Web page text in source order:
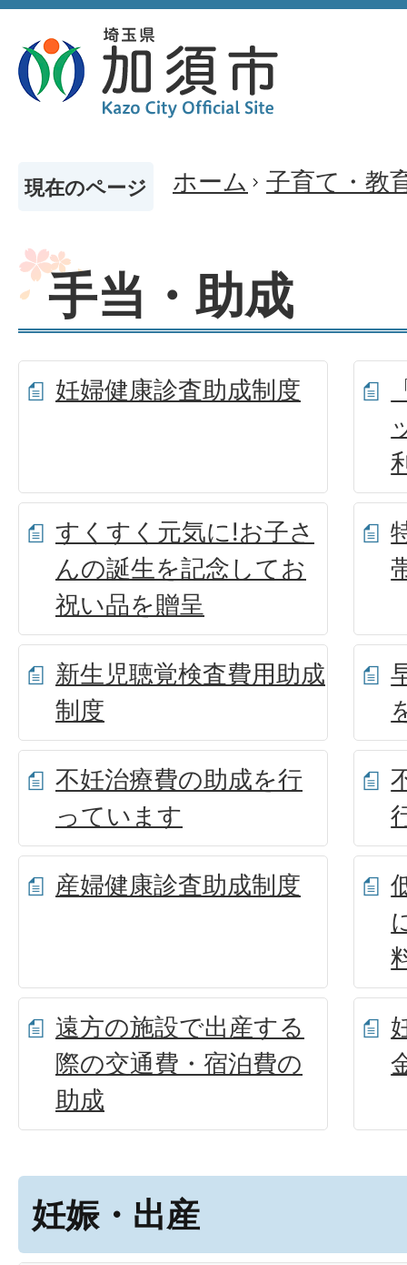
現在のページ ホーム 子育て・教
手当・助成
妊婦健康診査助成制度
すくすく元気に!お子さ
んの誕生を記念してお
祝い品を贈呈
新生児聴覚検査費用助成
制度
不妊治療費の助成を行
っています
産婦健康診査助成制度
遠方の施設で出産する
際の交通費・宿泊費の
助成
妊娠・出産